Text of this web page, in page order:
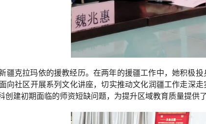
疆克拉玛依的援教经历。在两年的援疆工作中，她积极
向社区开展系列文化讲座，切实推动文化润疆工作走深
建初期面临的师资短缺问题，为提升区域教育质量提供了